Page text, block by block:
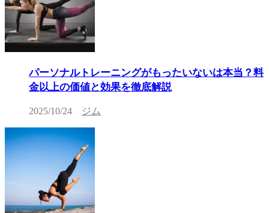
パーソナルトレーニングがもったいないは本当？料
金以上の価値と効果を徹底解説
2025/10/24 ジム